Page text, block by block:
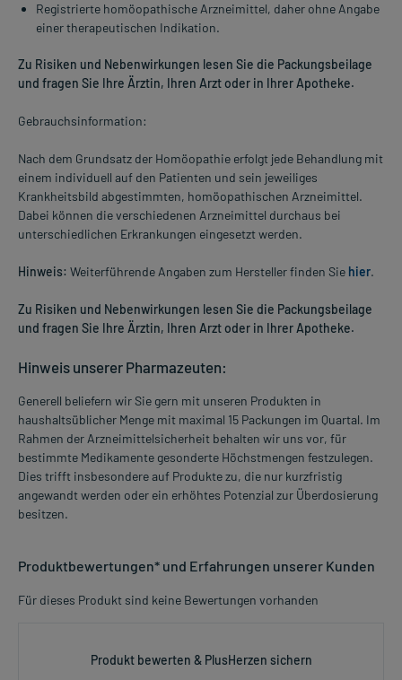
Registrierte homöopathische Arzneimittel, daher ohne Angabe
einer therapeutischen Indikation.
Zu Risiken und Nebenwirkungen lesen Sie die Packungsbeilage
und fragen Sie Ihre Ärztin, Ihren Arzt oder in Ihrer Apotheke.
Gebrauchsinformation:
Nach dem Grundsatz der Homöopathie erfolgt jede Behandlung mit
einem individuell auf den Patienten und sein jeweiliges
Krankheitsbild abgestimmten, homöopathischen Arzneimittel.
Dabei können die verschiedenen Arzneimittel durchaus bei
unterschiedlichen Erkrankungen eingesetzt werden.
Hinweis: Weiterführende Angaben zum Hersteller finden Sie hier.
Zu Risiken und Nebenwirkungen lesen Sie die Packungsbeilage
und fragen Sie Ihre Ärztin, Ihren Arzt oder in Ihrer Apotheke.
Hinweis unserer Pharmazeuten:
Generell beliefern wir Sie gern mit unseren Produkten in
haushaltsüblicher Menge mit maximal 15 Packungen im Quartal. Im
Rahmen der Arzneimittelsicherheit behalten wir uns vor, für
bestimmte Medikamente gesonderte Höchstmengen festzulegen.
Dies trifft insbesondere auf Produkte zu, die nur kurzfristig
angewandt werden oder ein erhöhtes Potenzial zur Überdosierung
besitzen.
Produktbewertungen* und Erfahrungen unserer Kunden
Für dieses Produkt sind keine Bewertungen vorhanden
Produkt bewerten & PlusHerzen sichern